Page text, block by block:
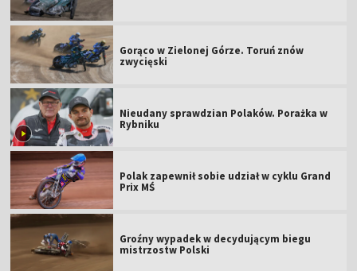
Gorąco w Zielonej Górze. Toruń znów
zwycięski
Nieudany sprawdzian Polaków. Porażka w
Rybniku
Polak zapewnił sobie udział w cyklu Grand
Prix MŚ
Groźny wypadek w decydującym biegu
mistrzostw Polski